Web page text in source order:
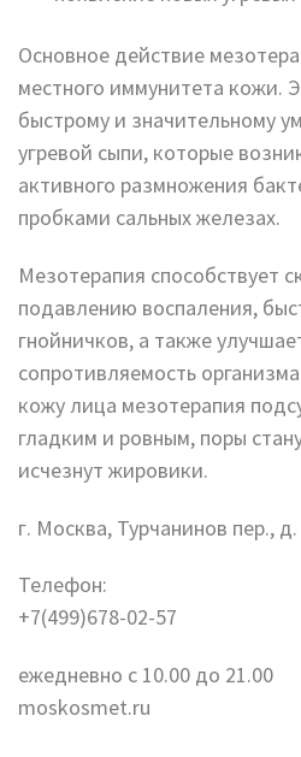
Основное действие
местного иммунитета кожи.
быстрому и значительному
угревой сыпи, которые
активного размножения
пробками сальных железах.
Мезотерапия способствует
подавлению воспаления,
гнойничков, а также
сопротивляемость
кожу лица мезотерапия
гладким и ровным, поры
исчезнут жировики.
г. Москва, Турчанинов пер., д.
Телефон:
+7(499)678-02-57
ежедневно с 10.00 до 21.00
moskosmet.ru